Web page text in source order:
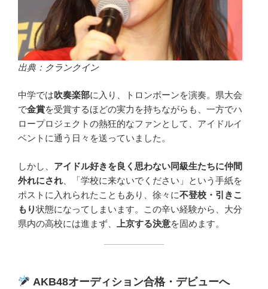
出典： クランクイン
中学では吹奏楽部に入り、トロンボーンを演奏。県大会
で金賞を受賞するほどの実力を持ちながらも、一方でハ
ロープロジェクトの熱狂的なファンとして、アイドルイ
ベントに通う日々を送っていました。
しかし、 アイドル好きを良く思わない同級生たちに仲間
外れにされ 、「学校に来ないでください」という手紙を
ポストに入れられたこともあり、徐々に不登校・引きこ
もり状態になってしまいます。この辛い経験から、大分
県内の高校には進まず、
上京する決意を固めます。
AKB48オーディション合格・デビューへ